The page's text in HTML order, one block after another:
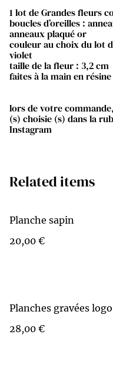
1 lot de Grandes fleurs
boucles d’oreilles :
anneaux plaqué or
couleur au choix du lot
violet
taille de la fleur : 3,2 cm
faites à la main en
lors de votre
(s) choisie (s) dans la
Instagram
Related items
Planche sapin
20,00 €
Planches gravées logo
28,00 €